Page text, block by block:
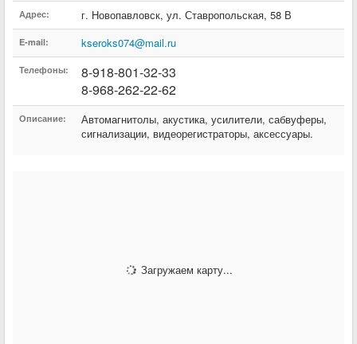
Адрес: г. Новопавловск, ул. Ставропольская, 58 В
E-mail: kseroks074@mail.ru
Телефоны:
8-918-801-32-33
8-968-262-22-62
Описание:
Автомагнитолы, акустика, усилители, сабвуферы,
сигнализации, видеорегистраторы, аксессуары.
Загружаем карту...